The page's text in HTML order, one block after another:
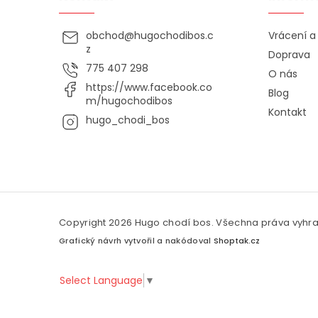
obchod@hugochodibos.c
z
775 407 298
https://www.facebook.co
m/hugochodibos
hugo_chodi_bos
Vrácení
Doprava
O nás
Blog
Kontakt
Copyright 2026 Hugo chodí bos. Všechna práva
Grafický návrh vytvořil a nakódoval Shoptak.cz
Select Language ▼